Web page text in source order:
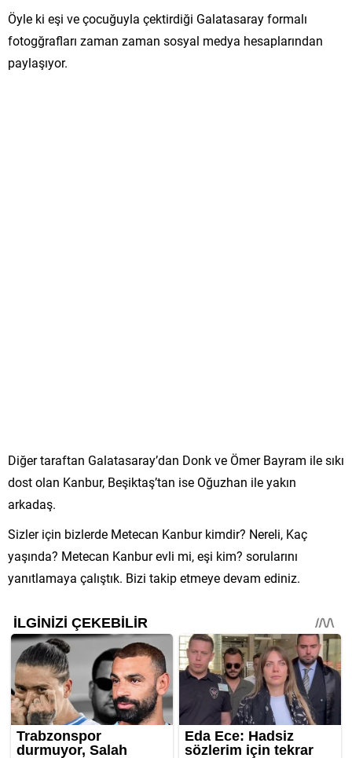
Öyle ki eşi ve çocuğuyla çektirdiği Galatasaray formalı
fotogğrafları zaman zaman sosyal medya hesaplarından
paylaşıyor.
Diğer taraftan Galatasaray’dan Donk ve Ömer Bayram ile sıkı
dost olan Kanbur, Beşiktaş’tan ise Oğuzhan ile yakın
arkadaş.
Sizler için bizlerde Metecan Kanbur kimdir? Nereli, Kaç
yaşında? Metecan Kanbur evli mi, eşi kim? sorularını
yanıtlamaya çalıştık. Bizi takip etmeye devam ediniz.